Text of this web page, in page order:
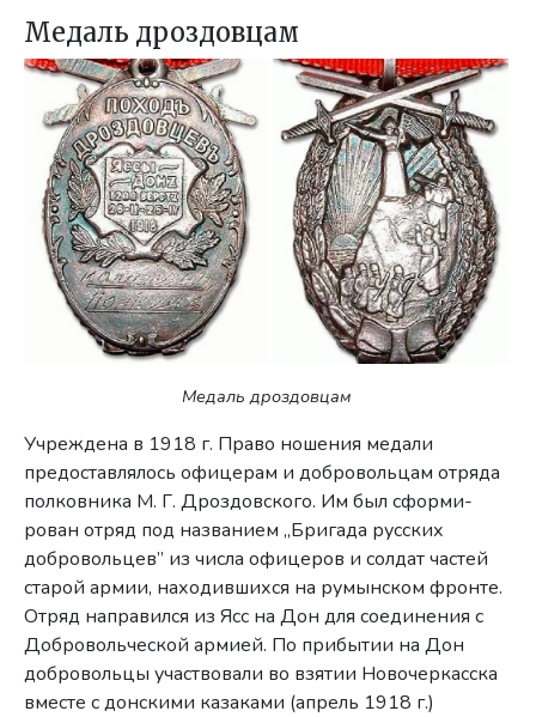
Медаль дроздовцам
Медаль дроздовцам
Учреждена в 1918 г. Право ношения медали
предоставлялось офицерам и добровольцам отряда
полковника М. Г. Дроздовского. Им был сформи­
рован отряд под названием „Бригада русских
добровольцев” из числа офицеров и солдат частей
старой армии, находившихся на румынском фронте.
Отряд направился из Ясс на Дон для соединения с
Добровольческой армией. По прибытии на Дон
добровольцы участвовали во взятии Новочеркасска
вместе с донскими казаками (апрель 1918 г.)